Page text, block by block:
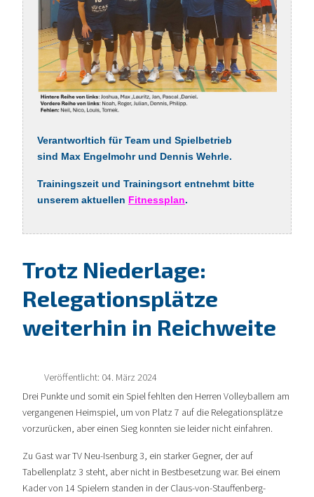
Verantworltich für Team und Spielbetrieb
sind Max Engelmohrund Dennis Wehrle.
Trainingszeit und Trainingsort entnehmt bitte
unserem aktuellen Fitnessplan.
Trotz Niederlage:
Relegationsplätze
weiterhin in Reichweite
Veröffentlicht: 04. März 2024
Drei Punkte und somit ein Spiel fehlten den Herren Volleyballern am
vergangenen Heimspiel, um von Platz 7 auf die Relegationsplätze
vorzurücken, aber einen Sieg konnten sie leider nicht einfahren.
Zu Gast war TV Neu-Isenburg 3, ein starker Gegner, der auf
Tabellenplatz 3 steht, aber nicht in Bestbesetzung war. Bei einem
Kader von 14 Spielern standen in der Claus-von-Stauffenberg-